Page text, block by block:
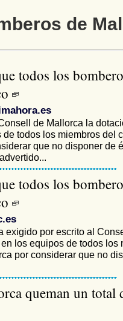
de
todos los
de Mallorca la
todos los miembros del
que no disponer de
todos los
exigido por escrito al
los equipos de todos los
por considerar que no
queman un total